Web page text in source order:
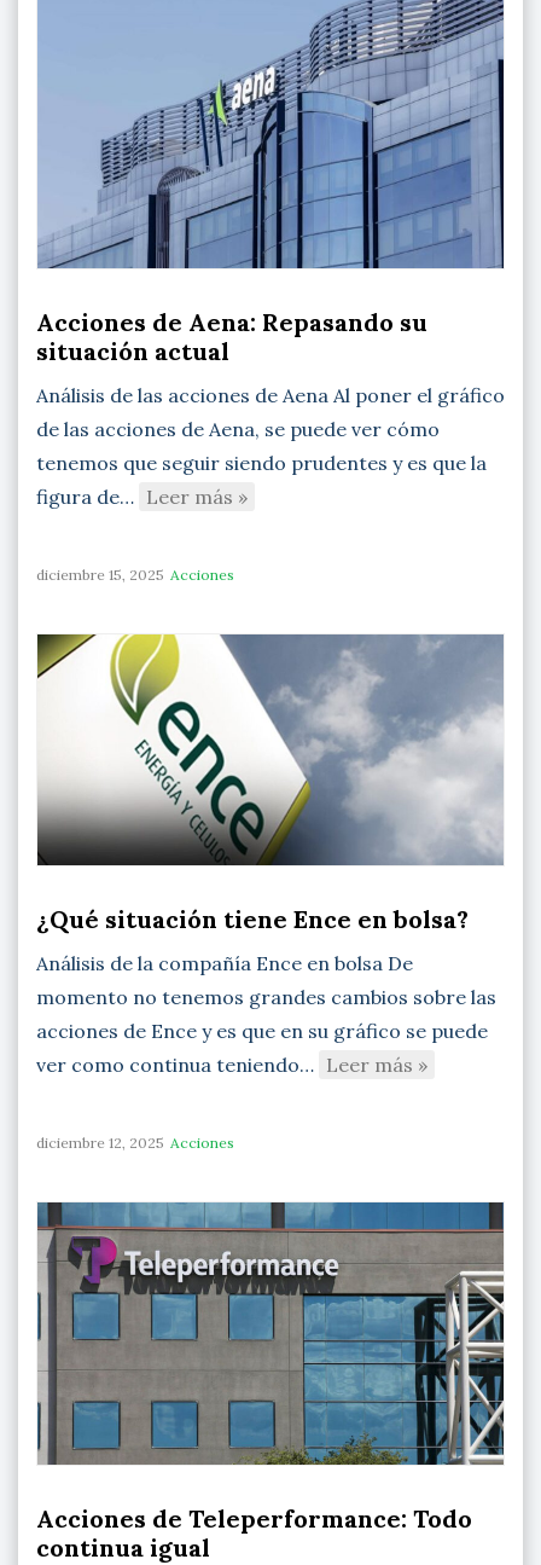
Acciones de Aena: Repasando su
situación actual
Análisis de las acciones de Aena Al poner el gráfico
de las acciones de Aena, se puede ver cómo
tenemos que seguir siendo prudentes y es que la
figura de… Leer más »
diciembre 15, 2025 Acciones
¿Qué situación tiene Ence en bolsa?
Análisis de la compañía Ence en bolsa De
momento no tenemos grandes cambios sobre las
acciones de Ence y es que en su gráfico se puede
ver como continua teniendo… Leer más »
diciembre 12, 2025 Acciones
Acciones de Teleperformance: Todo
continua igual